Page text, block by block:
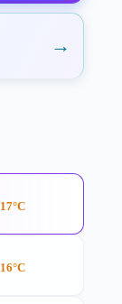
→
17°C
16°C